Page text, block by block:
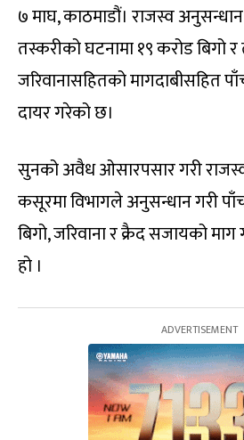
७ माघ, काठमाडौं। राजस्व
तस्करीको घटनामा १९ करोड बिगो
जरिवानासहितको मागदाबीसहित
दायर गरेको छ।
सुनको अवैध ओसारपसार गरी
कसूरमा विभागले अनुसन्धान गरी
बिगो, जरिवाना र क्रैद सजायको माग
हो ।